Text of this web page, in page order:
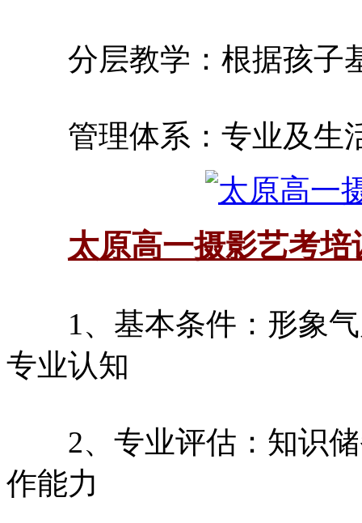
分层教学：根据孩子
管理体系：专业及生
太原高一摄影艺考培
1、基本条件：形象气
专业认知
2、专业评估：知识储
作能力